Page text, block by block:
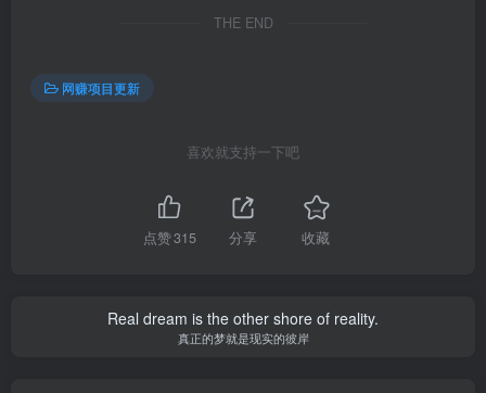
THE END
网赚项目更新
喜欢就支持一下吧
点赞315 分享 收藏
Real dream is the other shore of reality.
真正的梦就是现实的彼岸